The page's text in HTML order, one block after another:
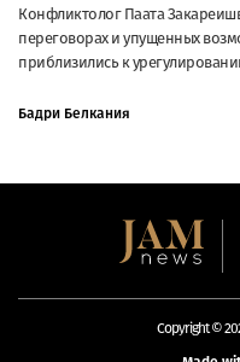
Конфликтолог Паата
переговорах и упущенных
приблизились к
Бадри Белкания
Copyright ©